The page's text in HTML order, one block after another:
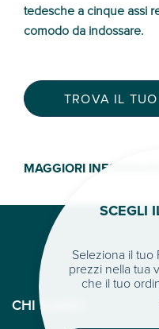
tedesche a cinque assi
comodo da indossare.
TROVA IL
MAGGIORI
CHI SIAMO
SCEGLI
Seleziona il tuo
prezzi nella tua
che il tuo